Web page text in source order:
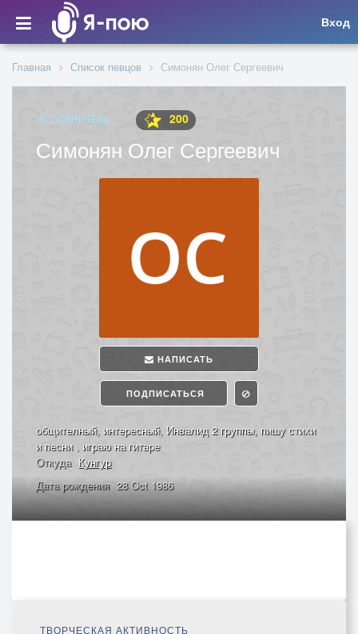
Вход
Главная Список певцов Симонян Олег Сергеевич
ИСПОЛНИТЕЛЬ 200
Симонян Олег Сергеевич
НАПИСАТЬ
ПОДПИСАТЬСЯ
общителный, интересный, Инвалид 2 группы, пишу стихи
и песни , играю на гитаре
Откуда Кунгур
Дата рождения 28 Oct 1986
ТВОРЧЕСКАЯ АКТИВНОСТЬ